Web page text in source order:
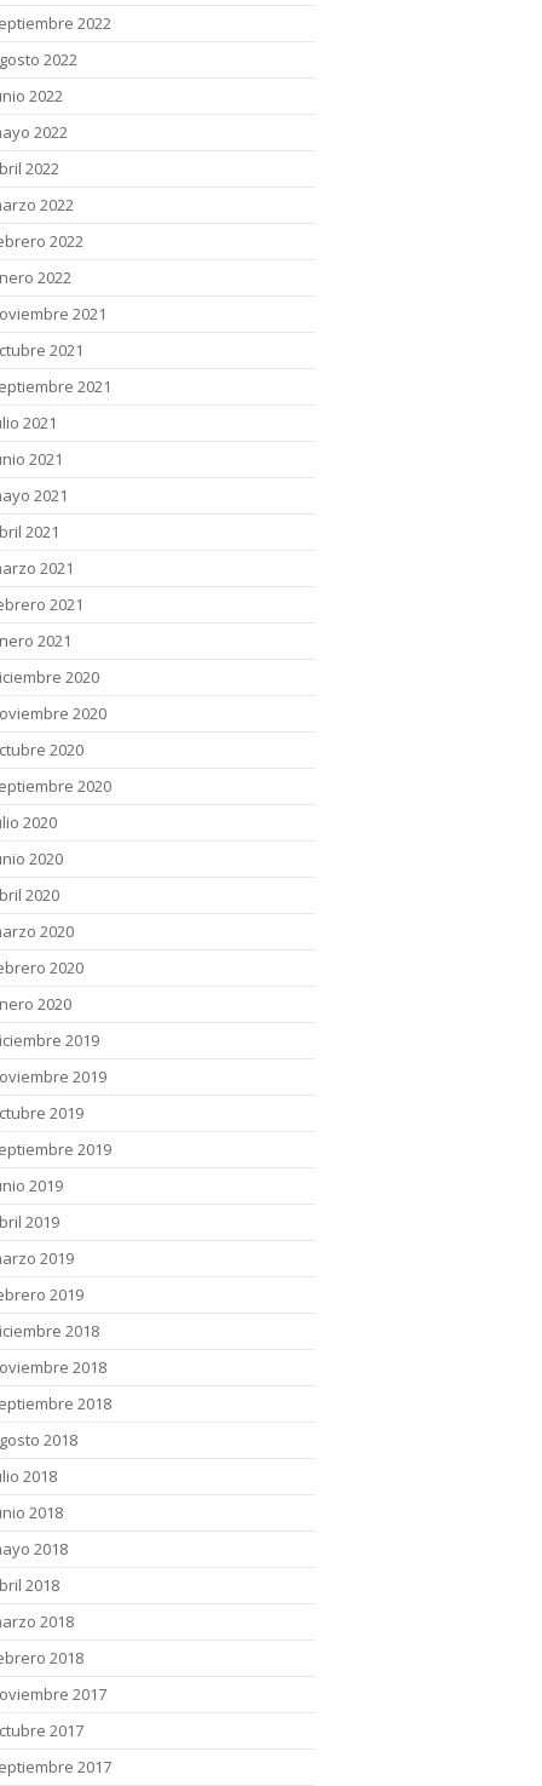
2022
2022
2022
2022
2022
2022
2022
2022
2021
2021
2021
2021
2021
2021
2021
2021
2021
2021
2020
2020
2020
2020
2020
2020
2020
2020
2020
2020
2019
2019
2019
2019
2019
2019
2019
2019
2018
2018
2018
2018
2018
2018
2018
2018
2018
2018
2017
2017
2017